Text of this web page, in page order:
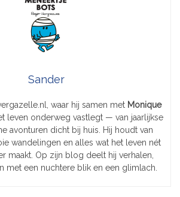
Sander
waar hij samen met Monique
leven onderweg vastlegt — van jaarlijkse
avonturen dicht bij huis. Hij houdt van
wandelingen en alles wat het leven nét
maakt. Op zijn blog deelt hij verhalen,
met een nuchtere blik en een glimlach.